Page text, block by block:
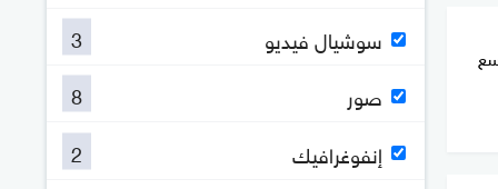
سوشيال فيديو
3
صور
8
إنفوغرافيك
2